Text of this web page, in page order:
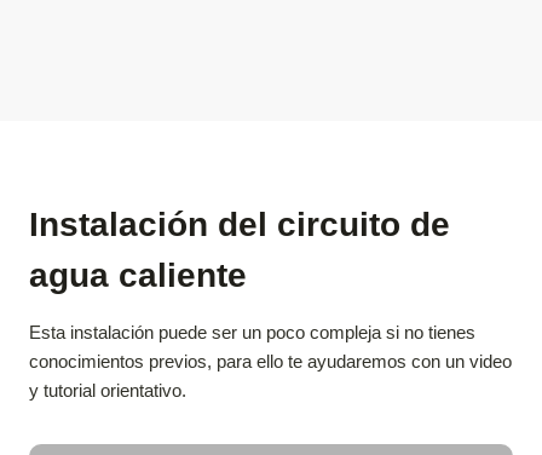
Instalación del circuito de
agua caliente
Esta instalación puede ser un poco compleja si no tienes
conocimientos previos, para ello te ayudaremos con un video
y tutorial orientativo.